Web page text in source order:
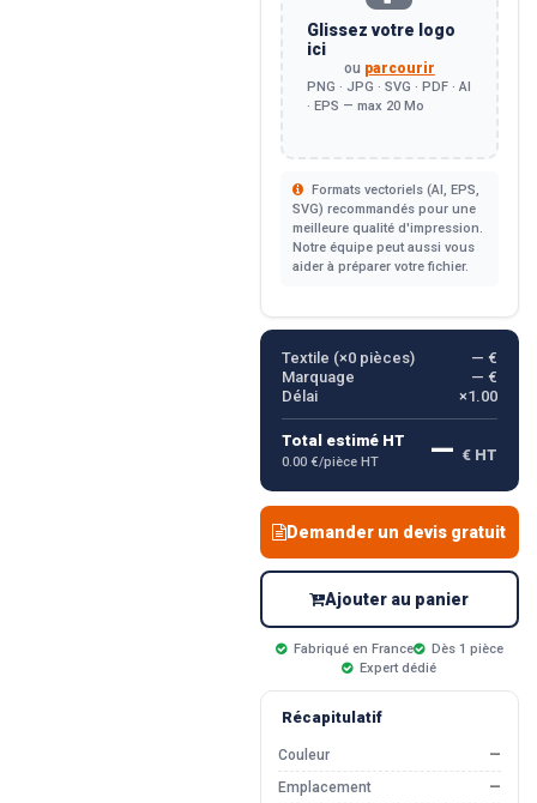
Glissez votre logo
ici
ou parcourir
PNG · JPG · SVG · PDF · AI
· EPS — max 20 Mo
Formats vectoriels (AI, EPS,
SVG) recommandés pour une
meilleure qualité d'impression.
Notre équipe peut aussi vous
aider à préparer votre fichier.
Textile (×0pièces)
— €
Marquage
— €
Délai
×1.00
Total estimé HT
0.00 €/pièce HT — € HT
Demander un devis gratuit
Ajouter au panier
Fabriqué en France
Dès 1 pièce
Expert dédié
Récapitulatif
Couleur
—
Emplacement
—